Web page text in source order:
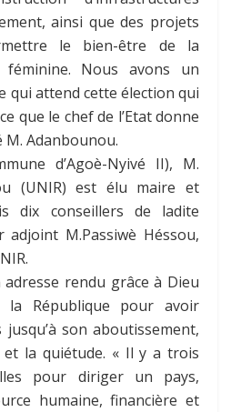
ainsi que des projets
le bien-être de la
Nous avons un
qui attend cette élection qui
que le chef de l’Etat donne
M. Adanbounou.
d’Agoè-Nyivé II), M.
(UNIR) est élu maire et
dix conseillers de ladite
adjoint M.Passiwè Héssou,
rendu grâce à Dieu
République pour avoir
son aboutissement,
la quiétude. « Il y a trois
pour diriger un pays,
humaine, financière et